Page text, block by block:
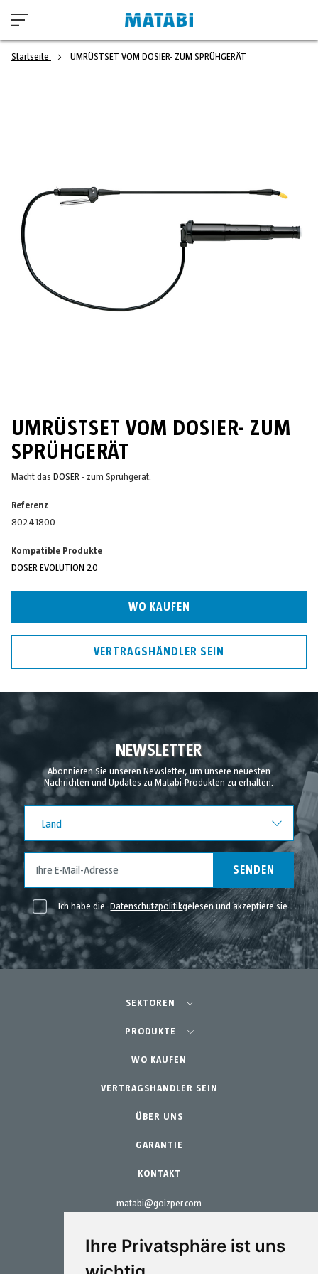
Ihre Privatsphäre ist uns
Startseite UMRÜSTSET VOM DOSIER- ZUM SPRÜHGERÄT
UMRÜSTSET VOM DOSIER- ZUM
SPRÜHGERÄT
Macht das DOSER - zum Sprühgerät.
Referenz
80241800
Kompatible Produkte
DOSER EVOLUTION 20
WO KAUFEN
VERTRAGSHÄNDLER SEIN
NEWSLETTER
Abonnieren Sie unseren Newsletter, um unsere neuesten
Nachrichten und Updates zu Matabi-Produkten zu erhalten.
Land
SENDEN
Ich habe die Datenschutzpolitikgelesen und akzeptiere sie
matabi@goizper.com
SEKTOREN
Landwirtschaft - Obst- und Gemüseanbau
Schrebergarten
Professioneller Gartenbau
Gartenbau & Heim
PRODUKTE
Teams
Zubehör
Ersatzteile
Wartungs-Kits
WO KAUFEN
VERTRAGSHANDLER SEIN
ÜBER UNS
GARANTIE
KONTAKT